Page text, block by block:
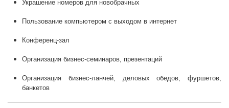
Украшение номеров для новобрачных
Пользование компьютером с выходом в интернет
Конференц-зал
Организация бизнес-семинаров, презентаций
Организация бизнес-ланчей, деловых обедов, фуршетов,
банкетов